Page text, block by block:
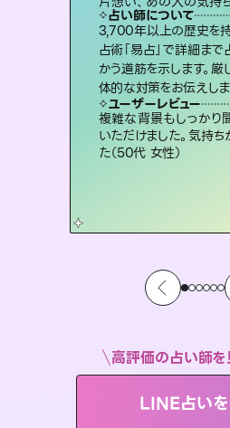
占い師について
3,700年以上の歴史を
占術「易占」で詳細ま
かう道筋を示します。
体的な対策をお伝えしま
ユーザーレビュー
複雑な背景もしっかり
いただけました。気持
た（50代 女性）
占い師について
連絡再開、復縁、
多数。セラピストと
験があるからこそで
い未来をサポートし
ユーザーレビュー
とても心温まる鑑定
らは何も言っていな
しゃるんだなと驚き
恋愛総合、片
占い師につ
復縁、恋愛、不
思い、仕事関係
いことや心の負
紐解き、背中をそ
ユーザーレビ
安心感のあり、言
さない鑑定のお
持ちを整えられ
出逢い、片
占い師に
未来には何パターンもの選択肢があります。不安で視えにく
ユーザーレ
職場の人の性
本当によく視
打てて前向き
恋愛総合
占い師
霊視×オラ
「未来」
ち」まで
ントを優し
ユーザーレ
不安な気持
た…！よく視
感じました
得意
片想い
占い
恋愛のお
係」の相
恋人未満
寧に読み解
ユーザーレ
鑑定してい
動すると仲
とうござい
高評価の占い師を
LINE占い